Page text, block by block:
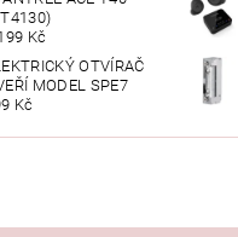
Kč
OTVÍRAČ
MODEL SPE7
Kč